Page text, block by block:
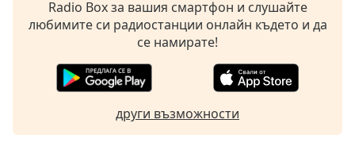
opens
subtitles
dialog
subtitles
Radio Box за вашия смартфон и слушайте
любимите си радиостанции онлайн където и да
се намирате!
други възможности